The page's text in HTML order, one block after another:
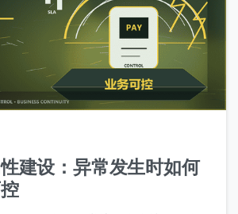
0 0
建设：异常发生时如何